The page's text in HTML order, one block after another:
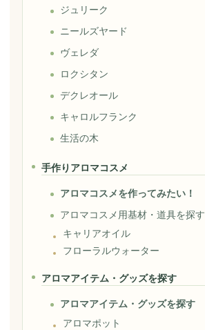
ジュリーク
ニールズヤード
ヴェレダ
ロクシタン
デクレオール
キャロルフランク
生活の木
手作りアロマコスメ
アロマコスメを作ってみたい！
アロマコスメ用基材・道具を探す
キャリアオイル
フローラルウォーター
アロマアイテム・グッズを探す
アロマアイテム・グッズを探す
アロマポット